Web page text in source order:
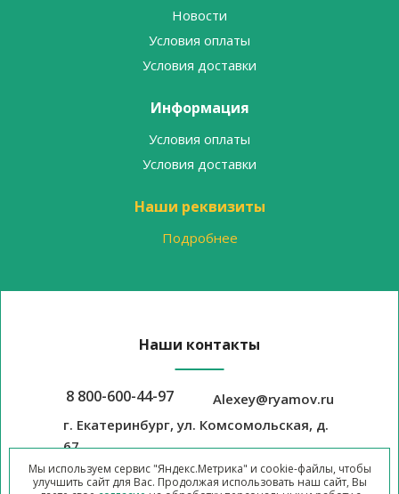
Новости
Условия оплаты
Условия доставки
Информация
Условия оплаты
Условия доставки
Наши реквизиты
Подробнее
Наши контакты
8 800-600-44-97
Alexey@ryamov.ru
г. Екатеринбург, ул. Комсомольская, д.
67
Мы используем сервис "Яндекс.Метрика" и cookie-файлы, чтобы
улучшить сайт для Вас. Продолжая использовать наш сайт, Вы